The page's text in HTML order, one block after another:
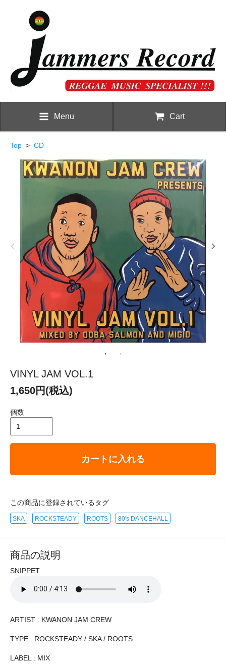
Menu Cart
Top > CD
VINYL JAM VOL.1
1,650円(税込)
個数
カートに入れる
この商品に登録されているタグ
SKA ROCKSTEADY ROOTS 80's DANCEHALL
商品の説明
SNIPPET
ARTIST : KWANON JAM CREW
TYPE : ROCKSTEADY / SKA / ROOTS
LABEL : MIX